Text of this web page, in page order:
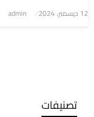
نُشر
12 ديسمبر، 2024 admin
تصنيفات